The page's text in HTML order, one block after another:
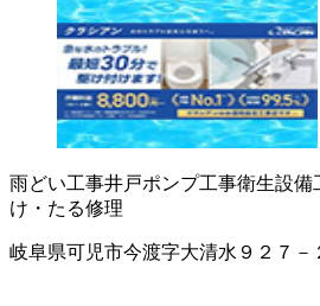
雨どい工事井戸ポンプ工事衛生設備
け・たる修理
岐阜県可児市今渡字大清水９２７－